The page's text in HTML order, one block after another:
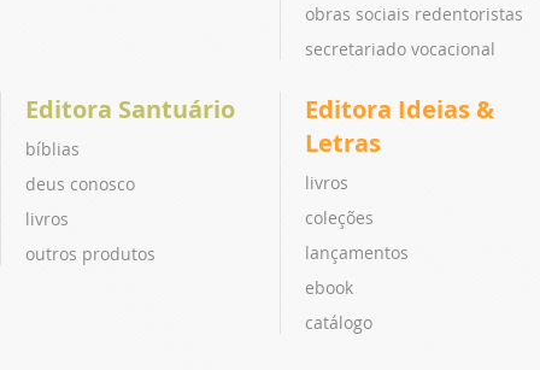
obras sociais redentoristas
secretariado vocacional
Editora Santuário
bíblias
deus conosco
livros
outros produtos
Editora Ideias &
Letras
livros
coleções
lançamentos
ebook
catálogo